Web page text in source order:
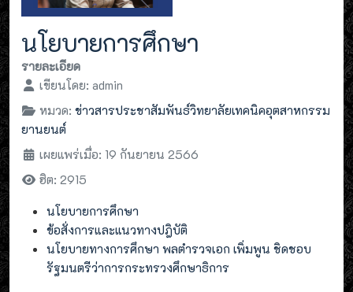
นโยบายการศึกษา
รายละเอียด
เขียนโดย: admin
หมวด: ข่าวสารประชาสัมพันธ์วิทยาลัยเทคนิคอุตสาหกรรม
ยานยนต์
เผยแพร่เมื่อ: 19 กันยายน 2566
ฮิต: 2915
นโยบายการศึกษา
ข้อสั่งการและแนวทางปฎิบัติ
นโยบายทางการศึกษา พลตำรวจเอก เพิ่มพูน ชิดชอบ
รัฐมนตรีว่าการกระทรวงศึกษาธิการ